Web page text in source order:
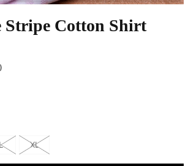
Cotton Shirt
XL